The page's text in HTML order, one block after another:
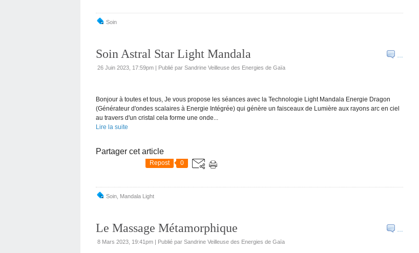
Soin
…
Soin Astral Star Light Mandala
26 Juin 2023, 17:59pm | Publié par Sandrine Veilleuse des Energies de Gaïa
Bonjour à toutes et tous, Je vous propose les séances avec la Technologie Light Mandala Energie Dragon
(Générateur d'ondes scalaires à Energie Intégrée) qui génère un faisceaux de Lumière aux rayons arc en ciel
au travers d'un cristal cela forme une onde...
Lire la suite
Partager cet article
Repost 0
Soin Mandala Light
…
Le Massage Métamorphique
8 Mars 2023, 19:41pm | Publié par Sandrine Veilleuse des Energies de Gaïa